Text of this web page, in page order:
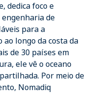
dedica foco e
engenharia de
para a
longo da costa da
de 30 países em
ele vê o oceano
Por meio de
Nomadiq